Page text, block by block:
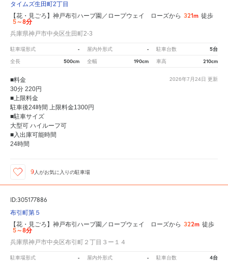
タイムズ生田町2丁目
【花・見ごろ】神戸布引ハーブ園／ロープウェイ ローズから 321m 徒歩
5～8分
兵庫県神戸市中央区生田町2-3
駐車場形式 - 屋内外形式 - 駐車台数 5台
全長 500cm 全幅 190cm 車高 210cm
2026年7月24日 更新
■料金
30分 220円
■上限料金
駐車後24時間 上限料金1300円
■駐車サイズ
大型可 ハイルーフ可
■入出庫可能時間
24時間
9人がお気に入りの駐車場
ID:305177886
布引町第５
【花・見ごろ】神戸布引ハーブ園／ロープウェイ ローズから 322m 徒歩
5～8分
兵庫県神戸市中央区布引町２丁目３ー１４
駐車場形式 - 屋内外形式 - 駐車台数 4台